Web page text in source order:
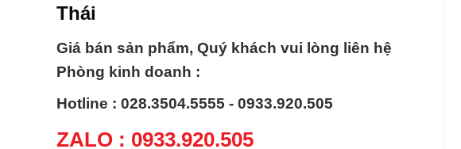
Thái
Giá bán sản phẩm, Quý khách vui lòng liên hệ
Phòng kinh doanh :
Hotline : 028.3504.5555 - 0933.920.505
ZALO : 0933.920.505